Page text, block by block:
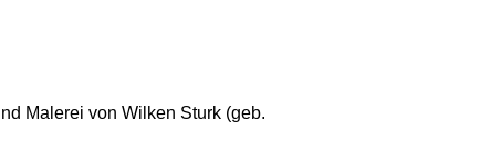
Malerei von Wilken Sturk (geb.